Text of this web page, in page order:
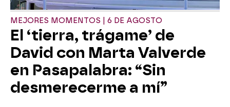
MEJORES MOMENTOS | 6 DE AGOSTO
El ‘tierra, trágame’ de
David con Marta Valverde
en Pasapalabra: “Sin
desmerecerme a mí”